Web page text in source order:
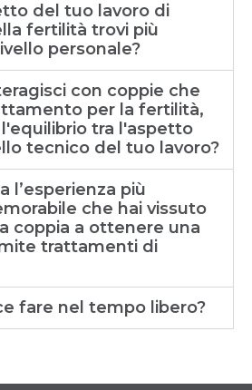
del tuo lavoro di
fertilità trovi più
personale?
con coppie che
per la fertilità,
tra l'aspetto
tecnico del tuo lavoro?
l’esperienza più
che hai vissuto
coppia a ottenere una
trattamenti di
fare nel tempo libero?